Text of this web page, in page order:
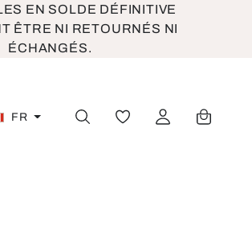
EN SOLDE DÉFINITIVE
ÊTRE NI RETOURNÉS NI
ÉCHANGÉS.
FR VOUS AVEZ 0